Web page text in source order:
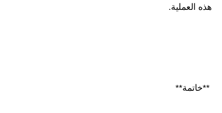
هذه العملية.
**خاتمة**